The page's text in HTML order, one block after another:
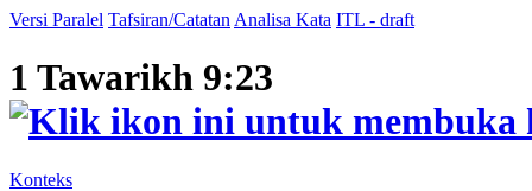
Versi Paralel Tafsiran/Catatan Analisa Kata ITL - draft
1 Tawarikh 9:23
Konteks